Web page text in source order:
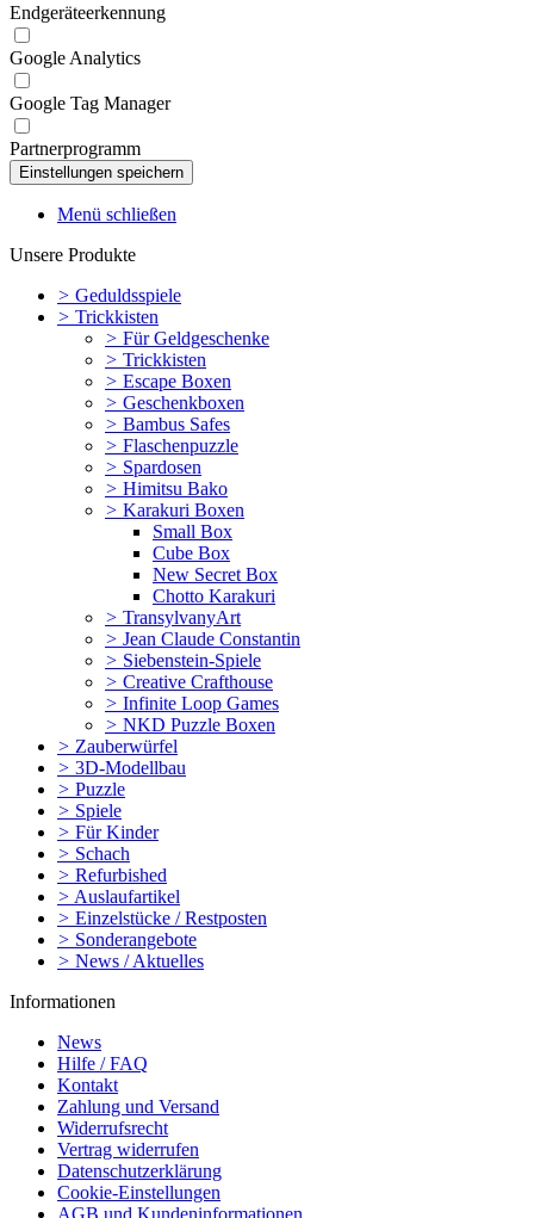
Endgeräteerkennung
Google Analytics
Google Tag Manager
Partnerprogramm
Menü schließen
Unsere Produkte
> Geduldsspiele
> Trickkisten
> Für Geldgeschenke
> Trickkisten
> Escape Boxen
> Geschenkboxen
> Bambus Safes
> Flaschenpuzzle
> Spardosen
> Himitsu Bako
> Karakuri Boxen
Small Box
Cube Box
New Secret Box
Chotto Karakuri
> TransylvanyArt
> Jean Claude Constantin
> Siebenstein-Spiele
> Creative Crafthouse
> Infinite Loop Games
> NKD Puzzle Boxen
> Zauberwürfel
> 3D-Modellbau
> Puzzle
> Spiele
> Für Kinder
> Schach
> Refurbished
> Auslaufartikel
> Einzelstücke / Restposten
> Sonderangebote
> News / Aktuelles
Informationen
News
Hilfe / FAQ
Kontakt
Zahlung und Versand
Widerrufsrecht
Vertrag widerrufen
Datenschutzerklärung
Cookie-Einstellungen
AGB und Kundeninformationen